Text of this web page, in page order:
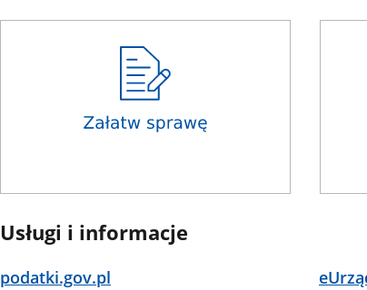
Usługi i informacje
podatki.gov.pl